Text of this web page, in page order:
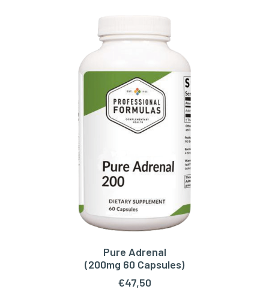
TOEVOEGEN AAN WINKELWAGEN
Pure Adrenal
(200mg 60 Capsules)
€47,50